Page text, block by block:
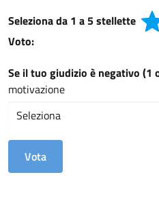
Seleziona da 1 a 5 stellette
Voto:
Se il tuo giudizio è negativo (1
motivazione